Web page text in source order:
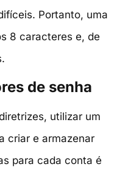
Portanto, uma
8 caracteres e, de
de senha
utilizar um
criar e armazenar
para cada conta é